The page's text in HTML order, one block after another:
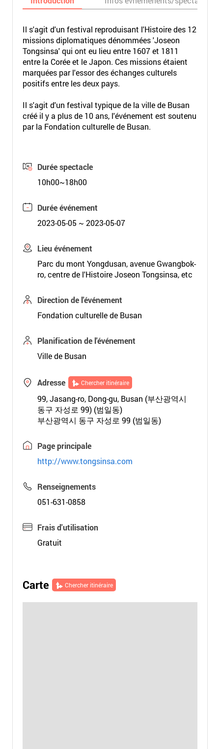
Il s'agit d'un festival reproduisant l'Histoire des 12
missions diplomatiques dénommées 'Joseon
Tongsinsa' qui ont eu lieu entre 1607 et 1811
entre la Corée et le Japon. Ces missions étaient
marquées par l'essor des échanges culturels
positifs entre les deux pays.
Il s'agit d'un festival typique de la ville de Busan
créé il y a plus de 10 ans, l'événement est soutenu
par la Fondation culturelle de Busan.
Durée spectacle
10h00~18h00
Durée événement
2023-05-05 ~ 2023-05-07
Lieu événement
Parc du mont Yongdusan, avenue Gwangbok-
ro, centre de l'Histoire Joseon Tongsinsa, etc
Direction de l'événement
Fondation culturelle de Busan
Planification de l'événement
Ville de Busan
Adresse Chercher itinéraire
99, Jasang-ro, Dong-gu, Busan (부산광역시
동구 자성로 99) (범일동)
부산광역시 동구 자성로 99 (범일동)
Page principale
http://www.tongsinsa.com
Renseignements
051-631-0858
Frais d'utilisation
Gratuit
Carte Chercher itinéraire